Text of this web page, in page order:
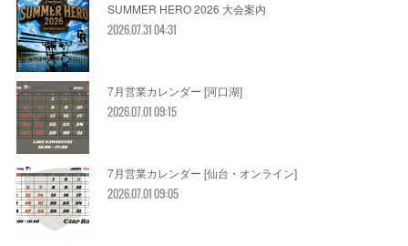
SUMMER HERO 2026 大会案内
2026.07.31 04:31
7月営業カレンダー [河口湖]
2026.07.01 09:15
7月営業カレンダー [仙台・オンライン]
2026.07.01 09:05